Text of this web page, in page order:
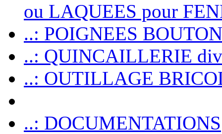
ou LAQUEES pour
..: POIGNEES
..: QUINCAILLERIE
..: OUTILLAGE
..: DOCUMENTATIONS